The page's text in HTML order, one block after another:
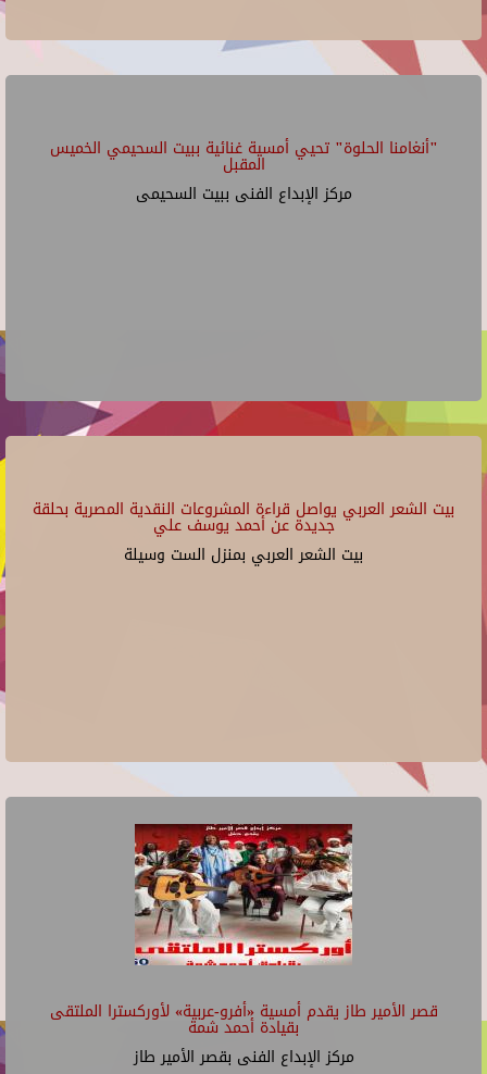
"أنغامنا الحلوة" تحيي أمسية غنائية ببيت السحيمي الخميس
المقبل
مركز الإبداع الفنى ببيت السحيمى
بيت الشعر العربي يواصل قراءة المشروعات النقدية المصرية بحلقة
جديدة عن أحمد يوسف علي
بيت الشعر العربي بمنزل الست وسيلة
قصر الأمير طاز يقدم أمسية «أفرو-عربية» لأوركسترا الملتقى
بقيادة أحمد شمة
مركز الإبداع الفنى بقصر الأمير طاز